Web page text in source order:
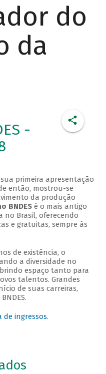
do
da
-
primeira apresentação
então, mostrou-se
da produção
BNDESé o mais antigo
Brasil, oferecendo
e gratuitas, sempre às
de existência, o
a diversidade no
espaço tanto para
talentos. Grandes
de suas carreiras,
de ingressos.